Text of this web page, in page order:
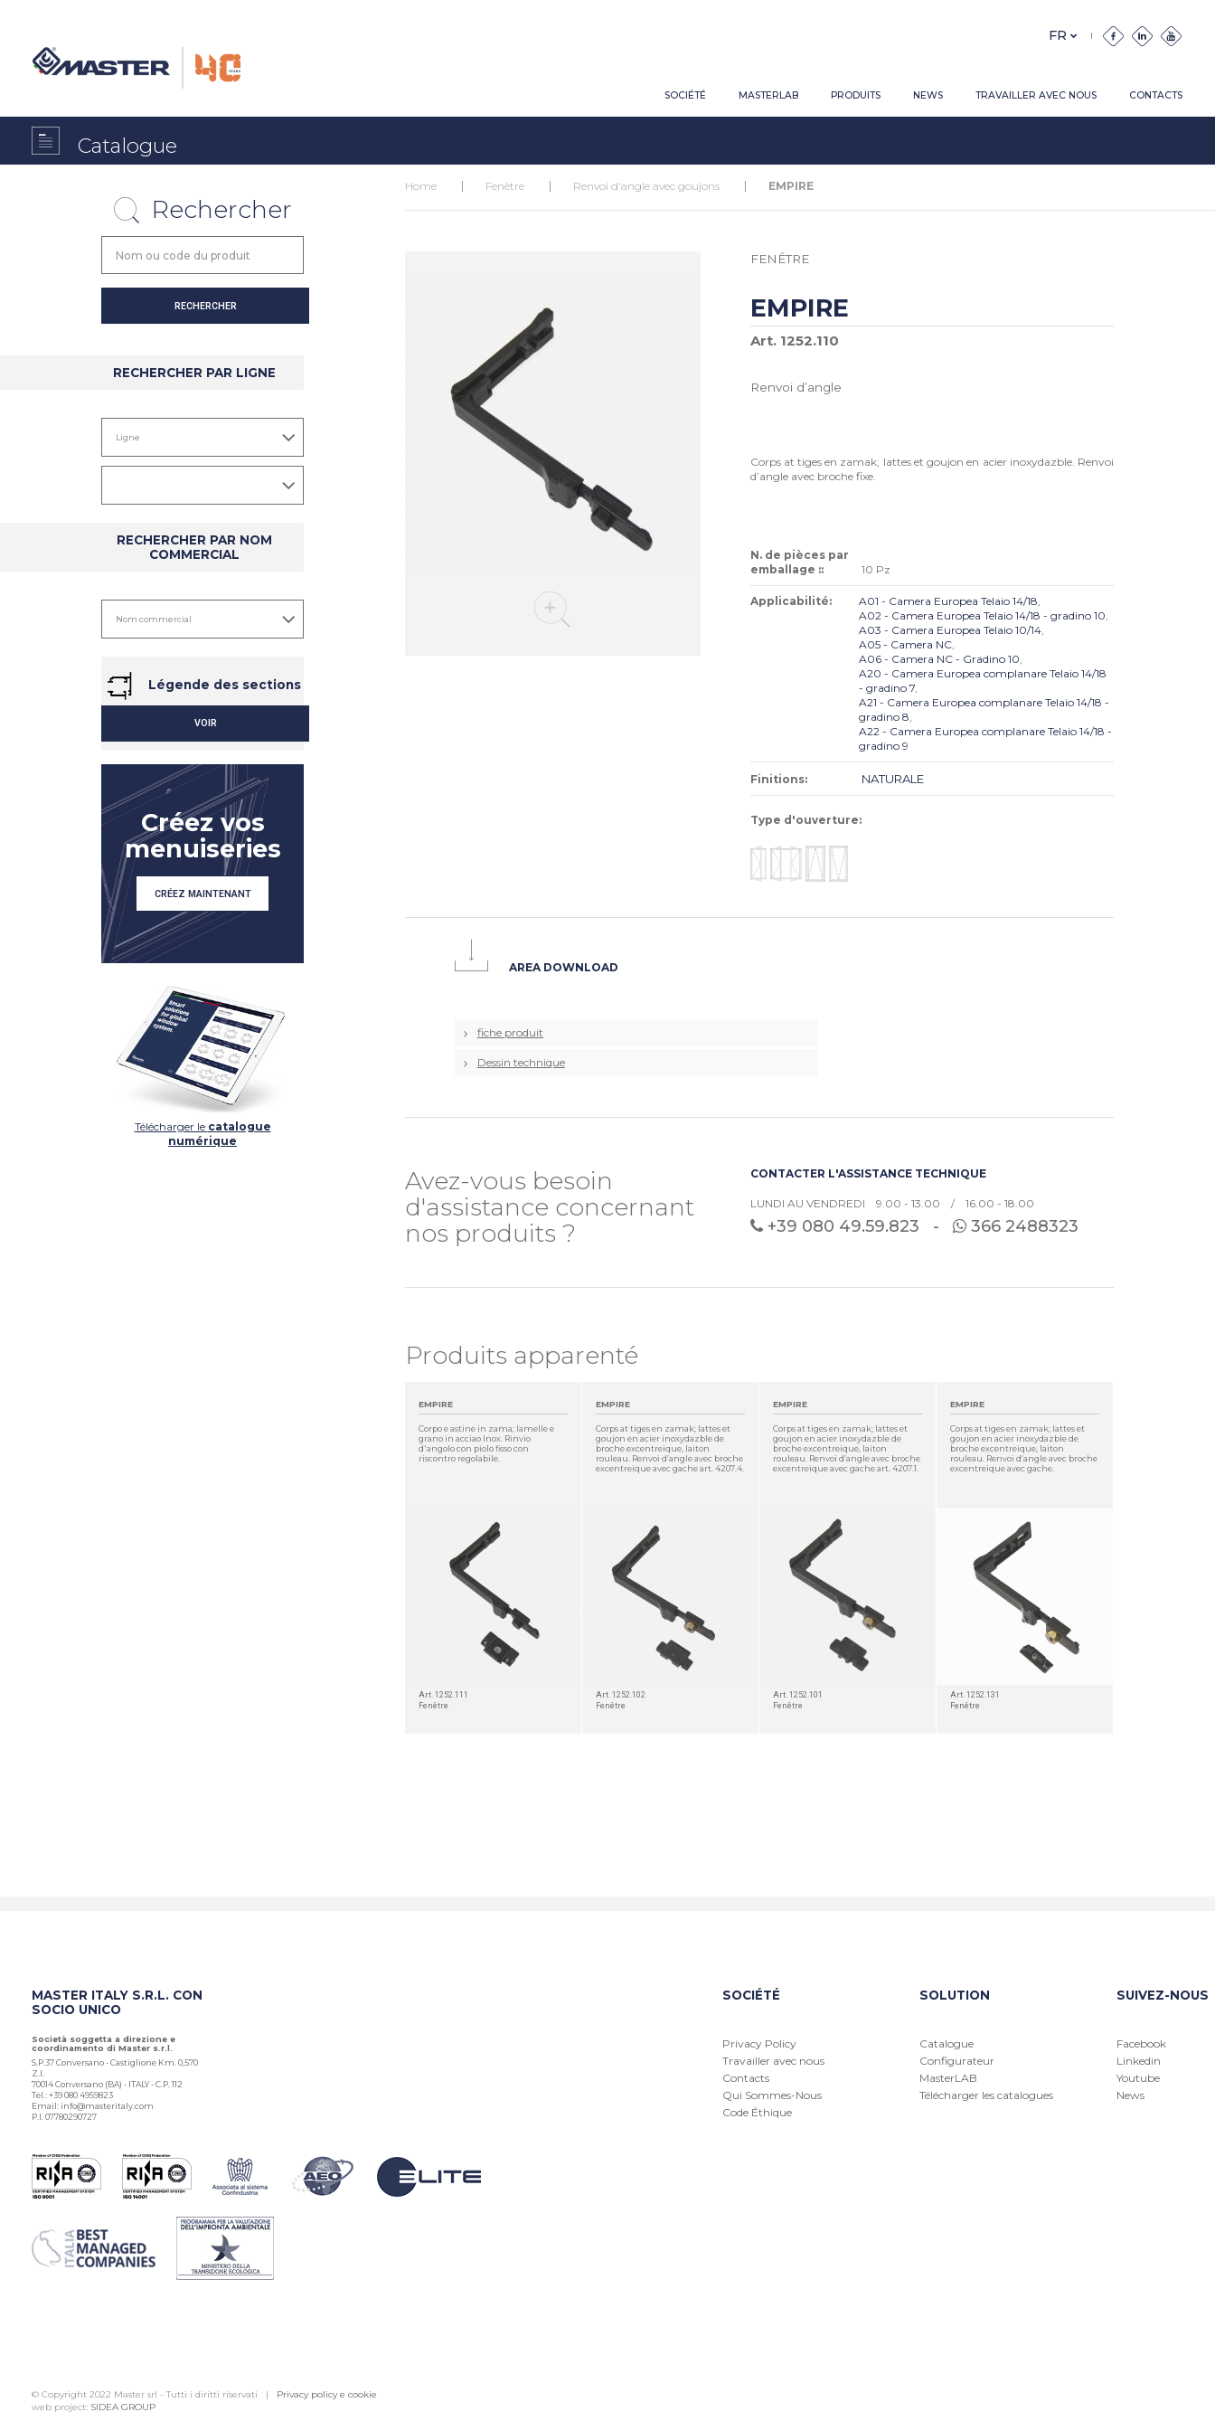
SOCIÉTÉ MASTERLAB PRODUITS NEWS TRAVAILLER AVEC NOUS CONTACTS
Catalogue
Rechercher
RECHERCHER PAR LIGNE
RECHERCHER PAR NOM
COMMERCIAL
Légende des sections
VOIR
Créez vos
menuiseries
CRÉEZ MAINTENANT
Télécharger le catalogue
numérique
Home Fenêtre Renvoi d'angle avec goujons EMPIRE
FENÊTRE
EMPIRE
Art. 1252.110
Renvoi d’angle
Corps at tiges en zamak; lattes et goujon en acier inoxydazble. Renvoi
d’angle avec broche fixe.
N. de pièces par
emballage ::
10 Pz
Applicabilité: A01 - Camera Europea Telaio 14/18
A02 - Camera Europea Telaio 14/18 - gradino 10
A03 - Camera Europea Telaio 10/14
A05 - Camera NC
A06 - Camera NC - Gradino 10
A20 - Camera Europea complanare Telaio 14/18
- gradino 7
A21 - Camera Europea complanare Telaio 14/18 -
gradino 8
A22 - Camera Europea complanare Telaio 14/18 -
gradino 9
Finitions: NATURALE
Type d'ouverture:
AREA DOWNLOAD
fiche produit
Dessin technique
Avez-vous besoin
d'assistance concernant
nos produits ?
CONTACTER L'ASSISTANCE TECHNIQUE
LUNDI AU VENDREDI 9.00 - 13.00 / 16.00 - 18.00
+39 080 49.59.823 - 366 2488323
Produits apparenté
EMPIRE
Corpo e astine in zama; lamelle e
grano in acciao Inox. Rinvio
d'angolo con piolo fisso con
riscontro regolabile.
Art. 1252.111
Fenêtre
EMPIRE
Corps at tiges en zamak; lattes et
goujon en acier inoxydazble de
broche excentreique, laiton
rouleau. Renvoi d’angle avec broche
excentreique avec gache art. 4207.4.
Art. 1252.102
Fenêtre
EMPIRE
Corps at tiges en zamak; lattes et
goujon en acier inoxydazble de
broche excentreique, laiton
rouleau. Renvoi d’angle avec broche
excentreique avec gache art. 4207.1.
Art. 1252.101
Fenêtre
EMPIRE
Corps at tiges en zamak; lattes et
goujon en acier inoxydazble de
broche excentreique, laiton
rouleau. Renvoi d’angle avec broche
excentreique avec gache.
Art. 1252.131
Fenêtre
MASTER ITALY S.R.L. CON
SOCIO UNICO
Società soggetta a direzione e
coordinamento di Master s.r.l.
S.P.37 Conversano - Castiglione Km. 0,570
Z.I.
70014 Conversano (BA) - ITALY - C.P. 112
Tel.: +39 080 4959823
Email: info@masteritaly.com
P.I. 07780290727
SOCIÉTÉ
Privacy Policy
Travailler avec nous
Contacts
Qui Sommes-Nous
Code Éthique
SOLUTION
Catalogue
Configurateur
MasterLAB
Télécharger les catalogues
SUIVEZ-NOUS
Facebook
Linkedin
Youtube
News
© Copyright 2022 Master srl - Tutti i diritti riservati | Privacy policy e cookie
web project: SIDEA GROUP